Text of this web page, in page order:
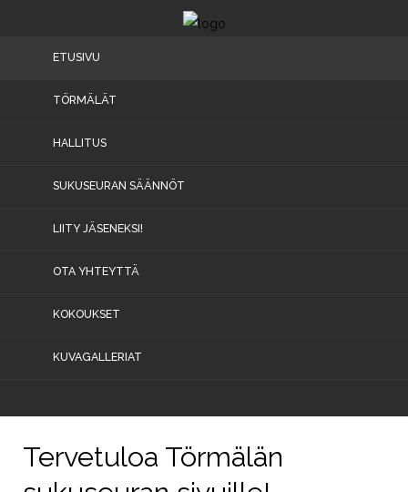
Etusivu
säännöt
Kuvagalleriat
ETUSIVU
TÖRMÄLÄT
HALLITUS
SUKUSEURAN SÄÄNNÖT
LIITY JÄSENEKSI!
OTA YHTEYTTÄ
KOKOUKSET
KUVAGALLERIAT
Tervetuloa Törmälän